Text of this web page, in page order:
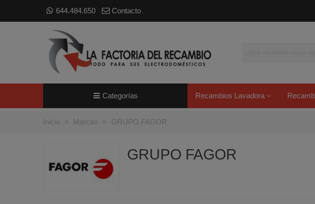
644.484.650 Contacto
Categorías Recambios Lavadora
Inicio > Marcas > GRUPO FAGOR
GRUPO FAGOR